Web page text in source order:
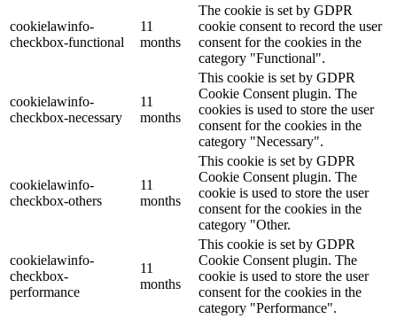
cookielawinfo-
checkbox-functional
11
months
The cookie is set by GDPR
cookie consent to record the user
consent for the cookies in the
category "Functional".
cookielawinfo-
checkbox-necessary
11
months
This cookie is set by GDPR
Cookie Consent plugin. The
cookies is used to store the user
consent for the cookies in the
category "Necessary".
cookielawinfo-
checkbox-others
11
months
This cookie is set by GDPR
Cookie Consent plugin. The
cookie is used to store the user
consent for the cookies in the
category "Other.
cookielawinfo-
checkbox-
performance
11
months
This cookie is set by GDPR
Cookie Consent plugin. The
cookie is used to store the user
consent for the cookies in the
category "Performance".